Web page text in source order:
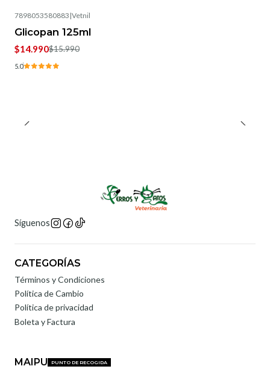
7898053580883 |Vetnil
Glicopan 125ml
$14.990$15.990
5.0
Síguenos
CATEGORÍAS
Términos y Condiciones
Política de Cambio
Política de privacidad
Boleta y Factura
MAIPU PUNTO DE RECOGIDA